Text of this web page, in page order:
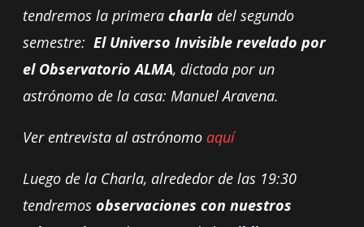
tendremos la primeracharladel segundo
semestre: El Universo Invisible revelado por
el Observatorio ALMA, dictada por un
astrónomo de la casa: Manuel Aravena.
Ver entrevista al astrónomo aquí
Luego de la Charla, alrededor de las 19:30
tendremos observaciones con nuestros